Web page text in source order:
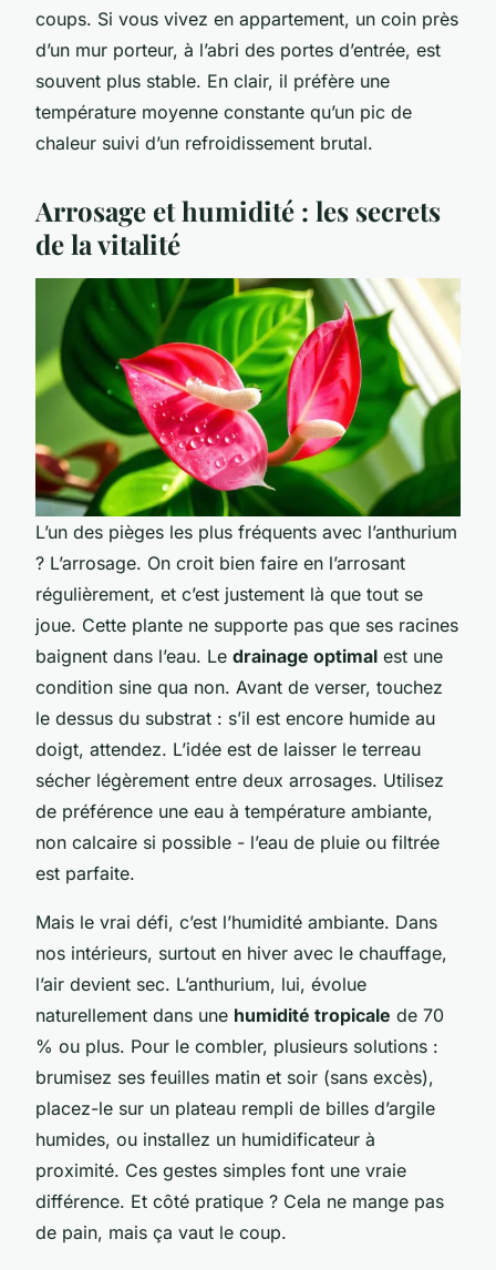
coups. Si vous vivez en appartement, un coin près
d’un mur porteur, à l’abri des portes d’entrée, est
souvent plus stable. En clair, il préfère une
température moyenne constante qu’un pic de
chaleur suivi d’un refroidissement brutal.
Arrosage et humidité : les secrets
de la vitalité
L’un des pièges les plus fréquents avec l’anthurium
? L’arrosage. On croit bien faire en l’arrosant
régulièrement, et c’est justement là que tout se
joue. Cette plante ne supporte pas que ses racines
baignent dans l’eau. Le drainage optimal est une
condition sine qua non. Avant de verser, touchez
le dessus du substrat : s’il est encore humide au
doigt, attendez. L’idée est de laisser le terreau
sécher légèrement entre deux arrosages. Utilisez
de préférence une eau à température ambiante,
non calcaire si possible - l’eau de pluie ou filtrée
est parfaite.
Mais le vrai défi, c’est l’humidité ambiante. Dans
nos intérieurs, surtout en hiver avec le chauffage,
l’air devient sec. L’anthurium, lui, évolue
naturellement dans une humidité tropicale de 70
% ou plus. Pour le combler, plusieurs solutions :
brumisez ses feuilles matin et soir (sans excès),
placez-le sur un plateau rempli de billes d’argile
humides, ou installez un humidificateur à
proximité. Ces gestes simples font une vraie
différence. Et côté pratique ? Cela ne mange pas
de pain, mais ça vaut le coup.